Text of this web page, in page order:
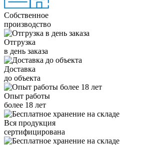
Собственное
производство
Отгрузка
в день заказа
Доставка
до объекта
Опыт работы
более 18 лет
Вся продукция
сертифицирована